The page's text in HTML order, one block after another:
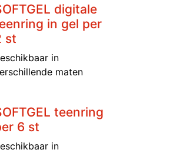
Niet op voorraad
digitale
in gel per
st
in
maten
teenring
6 st
in